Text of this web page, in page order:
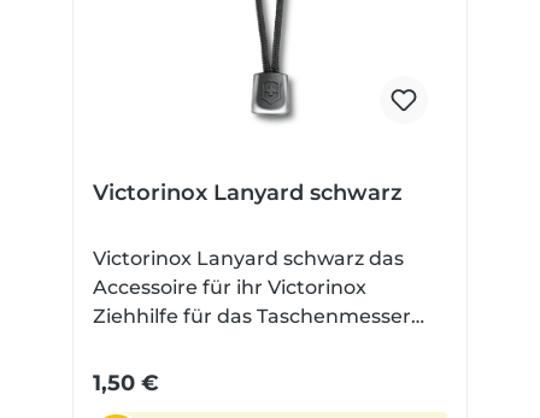
Rot Klingenfarbe: Unbeschichtet
Victorinox Lanyard schwarz
Victorinox Lanyard schwarz das
Accessoire für ihr Victorinox
Ziehhilfe für das Taschenmesser
1,50 €